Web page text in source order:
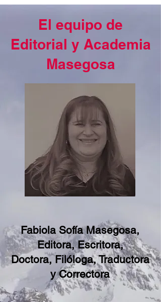
El equipo de
Editorial y Academia
Masegosa
Fabiola Sofía Masegosa,
Editora, Escritora,
Doctora, Filóloga, Traductora
y Correctora